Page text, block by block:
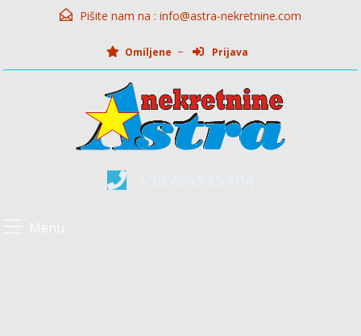
Pišite nam na : info@astra-nekretnine.com
Omiljene Prijava